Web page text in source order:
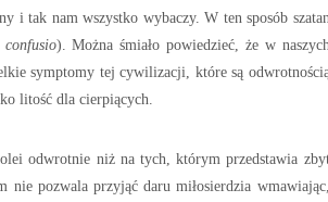
i tak nam wszystko wybaczy. W ten sposób
confusio). Można śmiało powiedzieć, że w
symptomy tej cywilizacji, które są
litość dla cierpiących.
odwrotnie niż na tych, którym przedstawia
nie pozwala przyjąć daru miłosierdzia wmawiając,